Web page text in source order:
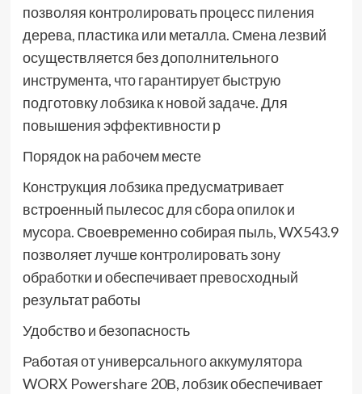
позволяя контролировать процесс пиления
дерева, пластика или металла. Смена лезвий
осуществляется без дополнительного
инструмента, что гарантирует быструю
подготовку лобзика к новой задаче. Для
повышения эффективности р
Порядок на рабочем месте
Конструкция лобзика предусматривает
встроенный пылесос для сбора опилок и
мусора. Своевременно собирая пыль, WX543.9
позволяет лучше контролировать зону
обработки и обеспечивает превосходный
результат работы
Удобство и безопасность
Работая от универсального аккумулятора
WORX Powershare 20В, лобзик обеспечивает